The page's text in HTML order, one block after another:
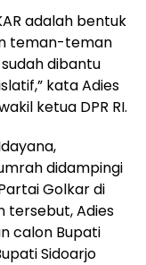
adalah bentuk
teman-teman
dibantu
kata Adies
ketua DPR RI.
didampingi
Golkar di
tersebut, Adies
calon Bupati
Sidoarjo